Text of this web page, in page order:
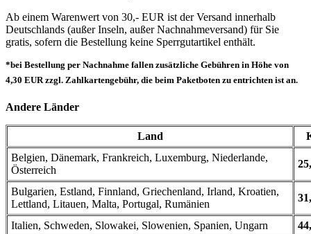
Ab einem Warenwert von 30,- EUR ist der Versand innerhalb
Deutschlands (außer Inseln, außer Nachnahmeversand) für Sie
gratis, sofern die Bestellung keine Sperrgutartikel enthält.
*bei Bestellung per Nachnahme fallen zusätzliche Gebühren in Höhe von
4,30 EUR zzgl. Zahlkartengebühr, die beim Paketboten zu entrichten ist an.
Andere Länder
Land
Belgien, Dänemark, Frankreich, Luxemburg, Niederlande,
Österreich
Bulgarien, Estland, Finnland, Griechenland, Irland, Kroatien,
Lettland, Litauen, Malta, Portugal, Rumänien
Italien, Schweden, Slowakei, Slowenien, Spanien, Ungarn